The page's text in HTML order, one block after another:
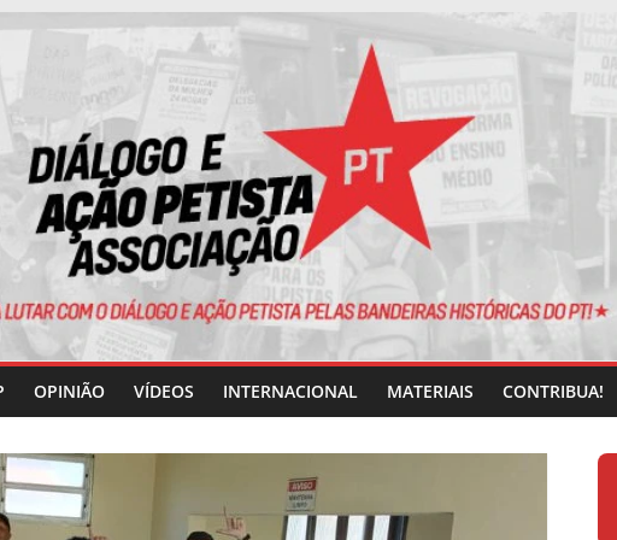
OPINIÃO VÍDEOS INTERNACIONAL MATERIAIS CONTRIBUA!